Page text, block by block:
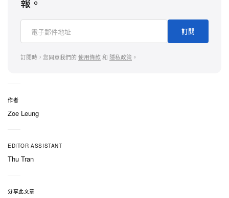
除服飾之外，是次快閃亦全面呼應品牌核心的「收藏
文化」。完成登記的到場者將獲贈限定版
Cards I 系列序幕。每包內含 13 款各不相同的卡牌設
報。
訂閱
訂閱時，您同意我們的 使用條款和 隱私政策 。
作者
Zoe Leung
EDITOR ASSISTANT
Thu Tran
分享此文章